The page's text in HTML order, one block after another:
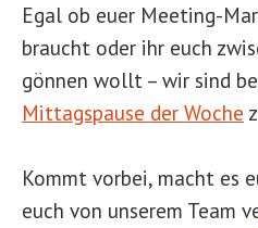
Egal ob euer Meeting-
braucht oder ihr euch
gönnen wollt – wir sind
Mittagspause der Woche
Kommt vorbei, macht es
euch von unserem Team